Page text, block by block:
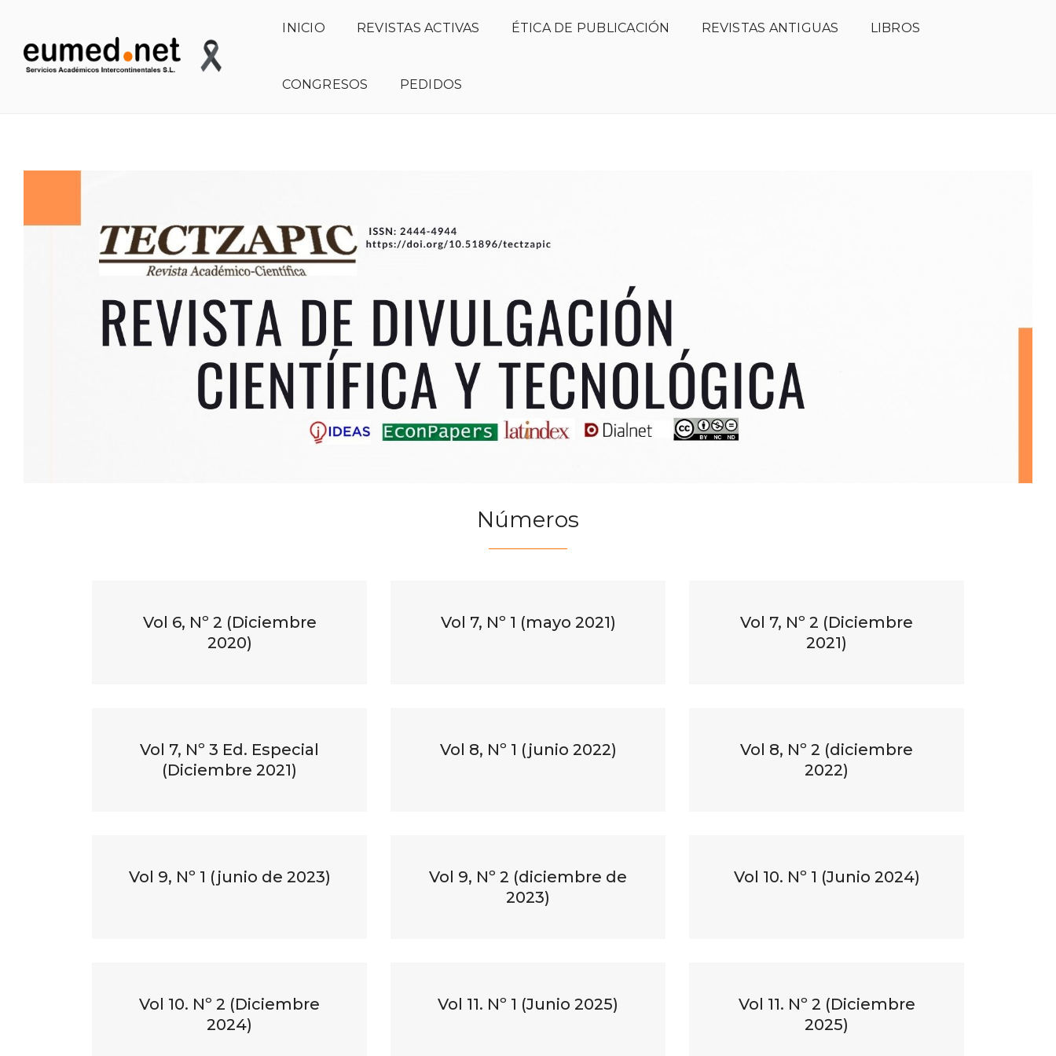
INICIO REVISTAS ACTIVAS ÉTICA DE PUBLICACIÓN REVISTAS ANTIGUAS LIBROS
CONGRESOS PEDIDOS
Número actual
Números
Vol 6, Nº 2 (Diciembre
2020)
Vol 7, Nº 1 (mayo 2021)
Vol 7, Nº 2 (Diciembre
2021)
Vol 7, Nº 3 Ed. Especial
(Diciembre 2021)
Vol 8, Nº 1 (junio 2022)
Vol 8, Nº 2 (diciembre
2022)
Vol 9, Nº 1 (junio de 2023)
Vol 9, Nº 2 (diciembre de
2023)
Vol 10. Nº 1 (Junio 2024)
Vol 10. Nº 2 (Diciembre
2024)
Vol 11. Nº 1 (Junio 2025)
Vol 11. Nº 2 (Diciembre
2025)